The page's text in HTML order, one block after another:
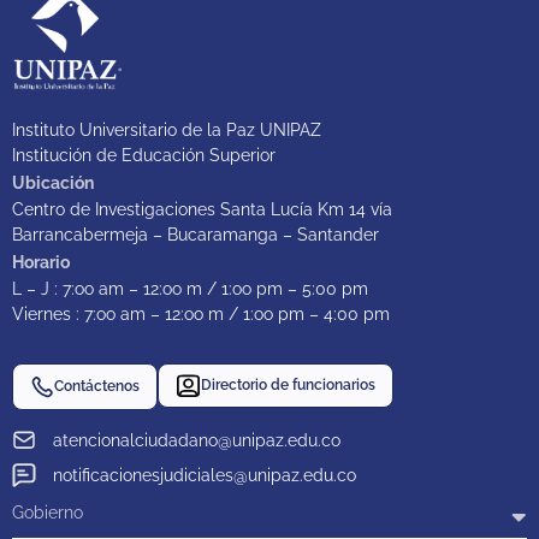
Instituto Universitario de la Paz UNIPAZ
Institución de Educación Superior
Ubicación
Centro de Investigaciones Santa Lucía Km 14 vía
Barrancabermeja – Bucaramanga – Santander
Horario
L – J : 7:oo am – 12:oo m / 1:oo pm – 5:00 pm
Viernes : 7:oo am – 12:oo m / 1:oo pm – 4:00 pm
atencionalciudadano@unipaz.edu.co
notificacionesjudiciales@unipaz.edu.co
Contáctenos Directorio de funcionarios
Gobierno